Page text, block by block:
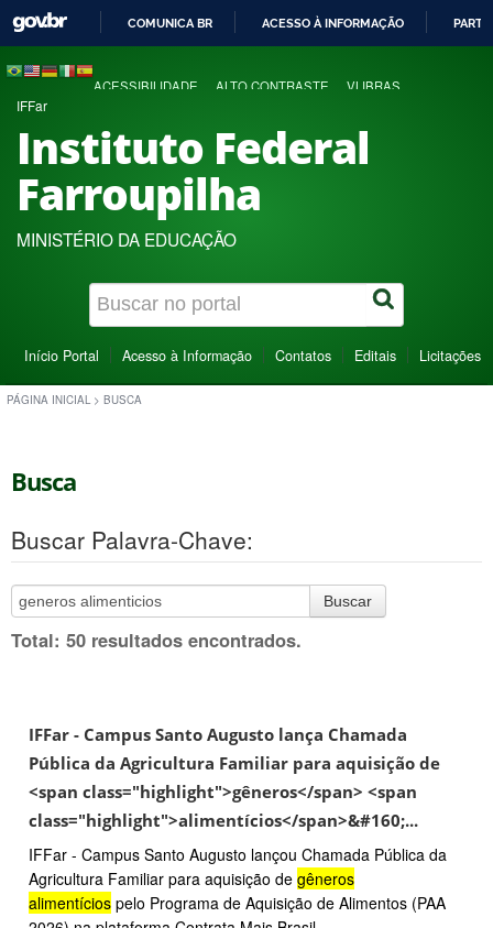
COMUNICA BR ACESSO À INFORMAÇÃO
ACESSIBILIDADE ALTO CONTRASTE VLIBRAS
IFFar
Instituto Federal
Farroupilha
MINISTÉRIO DA EDUCAÇÃO
Início Portal Acesso à Informação Contatos Editais Licitações
PÁGINA INICIAL > BUSCA
Busca
Buscar Palavra-Chave:
Buscar
Total: 50 resultados encontrados.
IFFar - Campus Santo Augusto lança Chamada
Pública da Agricultura Familiar para aquisição de
<span class="highlight">gêneros</span> <span
class="highlight">alimentícios</span>&#160;...
IFFar - Campus Santo Augusto lançou Chamada Pública da
Agricultura Familiar para aquisição de gêneros
alimentícios pelo Programa de Aquisição de Alimentos (PAA